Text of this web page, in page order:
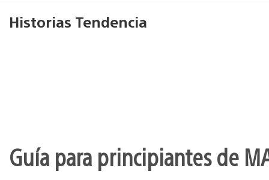
Historias Tendencia
Guía para principiantes de